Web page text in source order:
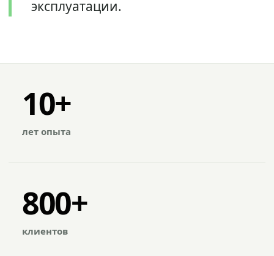
эксплуатации.
10+
лет опыта
800+
клиентов